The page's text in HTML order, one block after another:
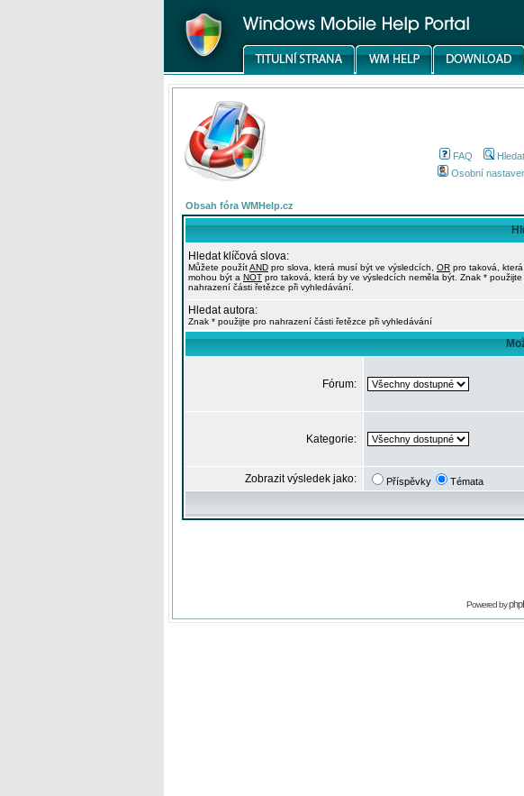
FAQ Hledat
Osobní
Obsah fóra WMHelp.cz
Hledat klíčová slova:
Můžete použítAND pro slova, která musí být ve výsledcích, OR pro taková,
mohou být a NOT pro taková, která by ve výsledcích neměla být. Znak * použijte
nahrazení části řetězce při vyhledávání.
Hledat autora:
Znak * použijte pro nahrazení části řetězce při vyhledávání
Fórum:
Kategorie:
Zobrazit výsledek jako: Příspěvky Témata
Powered by